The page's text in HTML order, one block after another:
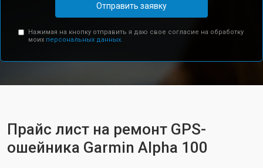
Отправить заявку
Нажимая на кнопку отправить я даю свое согласие на обработку
моих персональных данных.
Прайс лист на ремонт GPS-
ошейника Garmin Alpha 100